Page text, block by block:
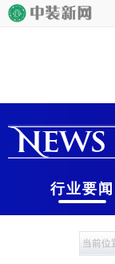
行业要闻
当前位